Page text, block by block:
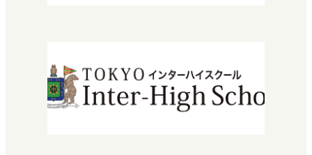
エントリーから入学までの流れ
学費・授業料
特待生入試について